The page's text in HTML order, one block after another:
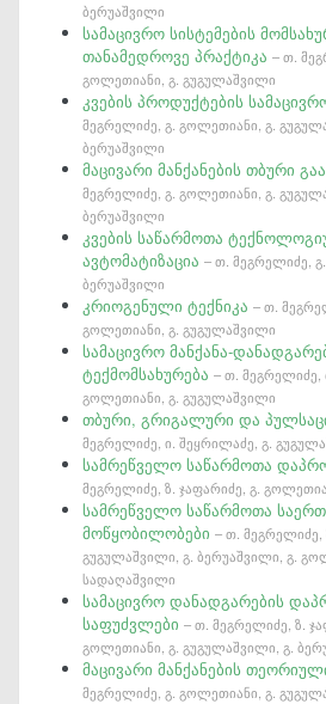
ბერუაშვილი
სამაცივრო სისტემების
თანამედროვე პრაქტიკა– თ.
გოლეთიანი, გ. გუგულაშვილი
კვების პროდუქტების
მეგრელიძე, გ. გოლეთიანი, გ.
ბერუაშვილი
მაცივარი მანქანების თბური
მეგრელიძე, გ. გოლეთიანი, გ.
ბერუაშვილი
კვების საწარმოთა
ავტომატიზაცია– თ. მეგრელიძე,
ბერუაშვილი
კრიოგენული ტექნიკა– თ.
გოლეთიანი, გ. გუგულაშვილი
სამაცივრო მანქანა-
ტექმომსახურება– თ. მეგრელიძე,
გოლეთიანი, გ. გუგულაშვილი
თბური, გრიგალური და
მეგრელიძე, ი. შეყრილაძე, გ.
სამრეწველო საწარმოთა
მეგრელიძე, ზ. ჯაფარიძე, გ.
სამრეწველო საწარმოთა
მოწყობილობები– თ. მეგრელიძე,
გუგულაშვილი, გ. ბერუაშვილი, გ.
სადაღაშვილი
სამაცივრო დანადგარების
საფუძვლები– თ. მეგრელიძე, ზ.
გოლეთიანი, გ. გუგულაშვილი, გ.
მაცივარი მანქანების
მეგრელიძე, გ. გოლეთიანი, გ.